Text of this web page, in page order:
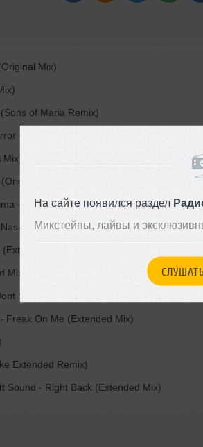
На сайте появился раздел
Микстейпы, лайвы и
Mix)
of Maria Remix)
- Bits & Pieces (Extended Mix)
Mix)
- Rising Up (Rockefeller Extended Remix)
T & Denise - Work (Club Mix)
Club Mix)
Mix)
Speak French (Extended Mix)
Freak On Me (Extended Mix)
Extended Remix)
Sound - Right Back (Extended Mix)